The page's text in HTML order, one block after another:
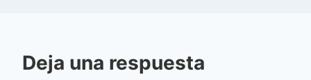
Deja una respuesta